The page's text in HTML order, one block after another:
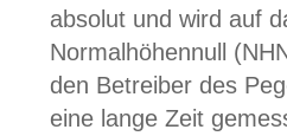
absolut und wird auf
Normalhöhennull
den Betreiber des
eine lange Zeit